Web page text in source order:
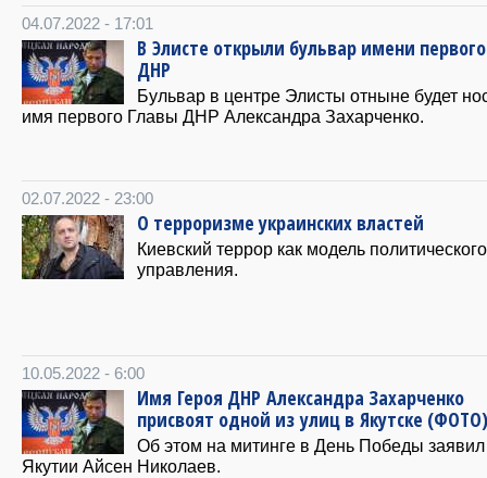
04.07.2022 - 17:01
В Элисте открыли бульвар имени
ДНР
Бульвар в центре Элисты отныне будет
имя первого Главы ДНР Александра Захарченко.
02.07.2022 - 23:00
О терроризме украинских властей
Киевский террор как модель политического
управления.
10.05.2022 - 6:00
Имя Героя ДНР Александра Захарченко
присвоят одной из улиц в Якутске (ФОТО)
Об этом на митинге в День Победы заявил
Якутии Айсен Николаев.